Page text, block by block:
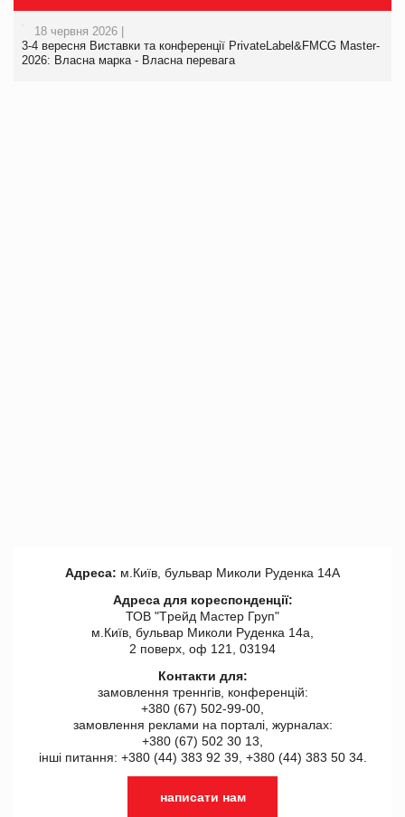
18 червня 2026 |
3-4 вересня Виставки та конференції PrivateLabel&FMCG Master-
2026: Власна марка - Власна перевага
Адреса: м.Київ, бульвар Миколи Руденка 14А
Адреса для кореспонденції:
ТОВ "Tрейд Мастер Груп"
м.Київ, бульвар Миколи Руденка 14а,
2 поверх, оф 121, 03194
Контакти для:
замовлення треннгів, конференцій:
+380 (67) 502-99-00,
замовлення реклами на порталі, журналах:
+380 (67) 502 30 13,
інші питання: +380 (44) 383 92 39, +380 (44) 383 50 34.
написати нам